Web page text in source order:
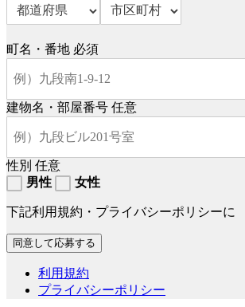
町名・番地 必須
建物名・部屋番号 任意
性別 任意
男性
女性
下記利用規約・プライバシーポリシーに
利用規約
プライバシーポリシー